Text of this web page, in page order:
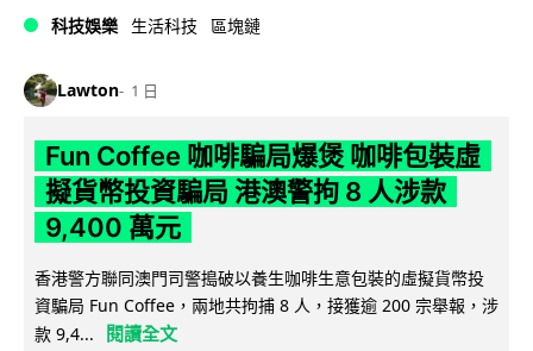
科技娛樂 生活科技 區塊鏈
Lawton 1 日
Fun Coffee 咖啡騙局爆煲 咖啡包裝虛
擬貨幣投資騙局 港澳警拘 8 人涉款
9,400 萬元
香港警方聯同澳門司警搗破以養生咖啡生意包裝的虛擬貨幣投
資騙局 Fun Coffee，兩地共拘捕 8 人，接獲逾 200 宗舉報，涉
款 9,4...
閱讀全文